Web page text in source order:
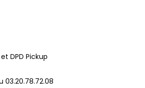
DPD Pickup
03.20.78.72.08